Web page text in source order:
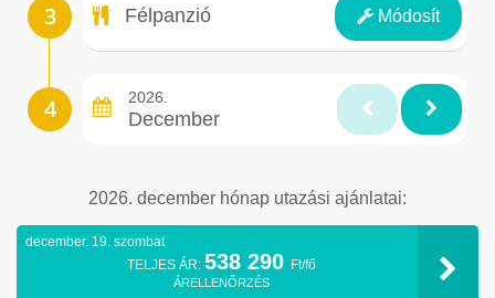
Félpanzió Módosít
Ellátás
2026.
December
2026. december hónap utazási ajánlatai:
december. 19. szombat
TELJES ÁR: 538 290 Ft/fő
ÁRELLENŐRZÉS